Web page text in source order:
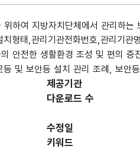
위하여 지방자치단체에서 관리하
형태,관리기관전화번호,관리기관명
의 안전한 생활환경 조성 및 편의
및 보안등 설치 관리 조례, 보안
제공기관
다운로드 수
수정일
키워드